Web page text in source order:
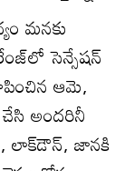
మనకు
సెన్సేషన్
ఆమె,
అందరినీ
లాక్‌డౌన్, జానకి